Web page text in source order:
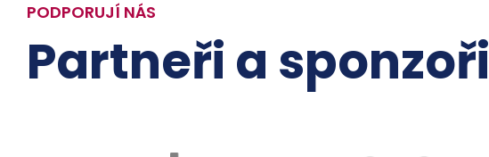
PODPORUJÍ NÁS
Partneři a sponzoři